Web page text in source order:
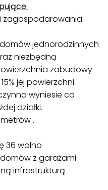
zagospodarowania
jednorodzinnych
niezbędną
zabudowy
jej powierzchni.
wyniesie co
działki.
.
36 wolno
z garażami
infrastrukturą